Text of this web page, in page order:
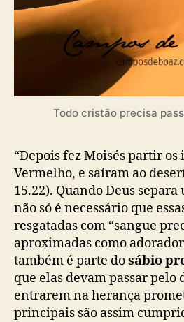
Todo cristão precisa
“Depois fez Moisés partir
Vermelho, e saíram ao
15.22). Quando Deus separa
não só é necessário que
resgatadas com “sangue
aproximadas como
também é parte dosábio
que elas devam passar pelo
entrarem na herança
principais são assim